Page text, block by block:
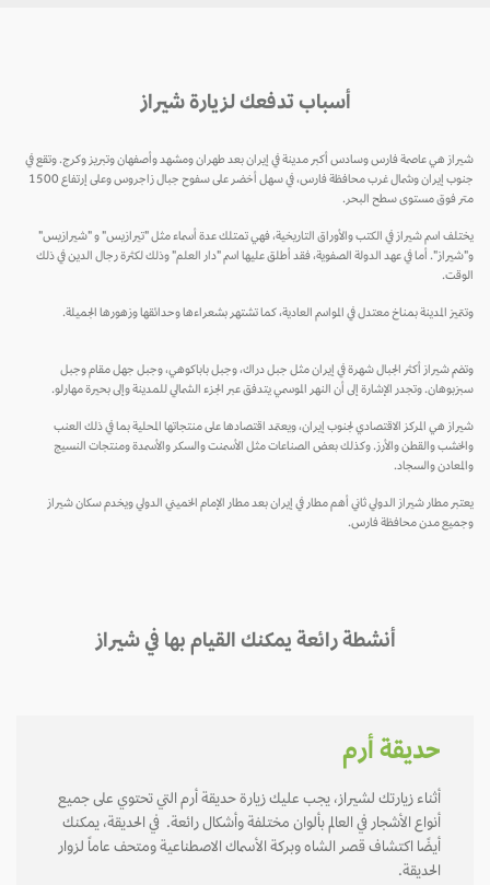
أسباب تدفعك لزيارة شيراز
شيراز هي عاصمة فارس وسادس أكبر مدينة في إيران بعد طهران ومشهد وأصفهان وتبريز وكرج. وتقع في
جنوب إيران وشمال غرب محافظة فارس، في سهل أخضر على سفوح جبال زاجروس وعلى إرتفاع 1500
متر فوق مستوى سطح البحر.
يختلف اسم شيراز في الكتب والأوراق التاريخية، فهي تمتلك عدة أسماء مثل "تيرازيس" و "شيرازيس"
و"شيراز". أما في عهد الدولة الصفوية، فقد أطلق عليها اسم "دار العلم" وذلك لكثرة رجال الدين في ذلك
الوقت.
وتتميز المدينة بمناخ معتدل في المواسم العادية، كما تشتهر بشعراءها وحدائقها وزهورها الجميلة.
وتضم شيراز أكثر الجبال شهرة في إيران مثل جبل دراك، وجبل باباكوهي، وجبل جهل مقام وجبل
سبزبوهان. وتجدر الإشارة إلى أن النهر الموسمي يتدفق عبر الجزء الشمالي للمدينة وإلى بحيرة مهارلو.
شيراز هي المركز الاقتصادي لجنوب إيران، ويعتمد اقتصادها على منتجاتها المحلية بما في ذلك العنب
والخشب والقطن والأرز. وكذلك بعض الصناعات مثل الأسمنت والسكر والأسمدة ومنتجات النسيج
والمعادن والسجاد.
يعتبر مطار شيراز الدولي ثاني أهم مطار في إيران بعد مطار الإمام الخميني الدولي ويخدم سكان شيراز
وجميع مدن محافظة فارس.
أنشطة رائعة يمكنك القيام بها في شيراز
حديقة أرم
أثناء زيارتك لشيراز، يجب عليك زيارة حديقة أرم التي تحتوي على جميع
أنواع الأشجار في العالم بألوان مختلفة وأشكال رائعة. في الحديقة، يمكنك
أيضًا اكتشاف قصر الشاه وبركة الأسماك الاصطناعية ومتحف عاماً لزوار
الحديقة.